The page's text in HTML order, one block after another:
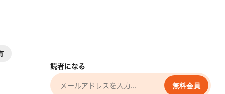
読者になる
無料会員